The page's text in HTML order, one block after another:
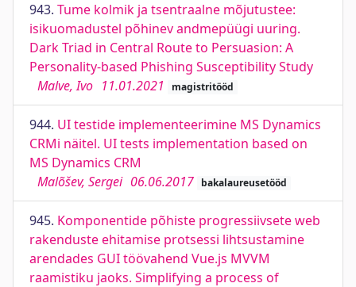
943. Tume kolmik ja tsentraalne mõjutustee:
isikuomadustel põhinev andmepüügi uuring.
Dark Triad in Central Route to Persuasion: A
Personality-based Phishing Susceptibility Study
Malve, Ivo 11.01.2021 magistritööd
944. UI testide implementeerimine MS Dynamics
CRMi näitel. UI tests implementation based on
MS Dynamics CRM
Malõšev, Sergei 06.06.2017 bakalaureusetööd
945. Komponentide põhiste progressiivsete web
rakenduste ehitamise protsessi lihtsustamine
arendades GUI töövahend Vue.js MVVM
raamistiku jaoks. Simplifying a process of